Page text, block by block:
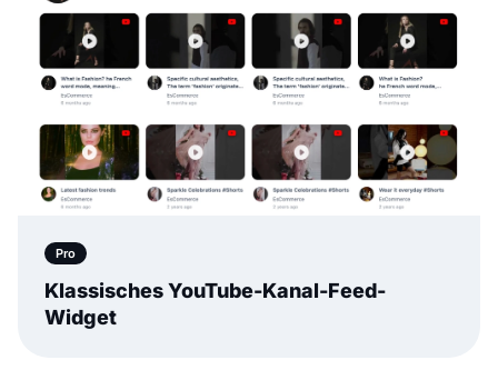
Pro
Klassisches YouTube-Kanal-Feed-
Widget